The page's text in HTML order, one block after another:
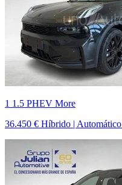
1 1.5 PHEV More
36.450 € Híbrido | Automático